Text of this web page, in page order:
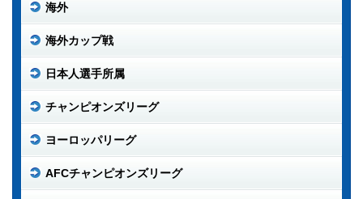
海外
海外カップ戦
日本人選手所属
チャンピオンズリーグ
ヨーロッパリーグ
AFCチャンピオンズリーグ